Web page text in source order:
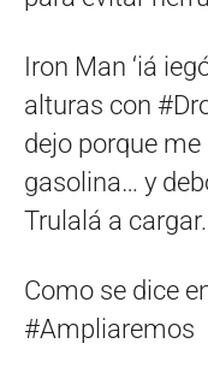
Iron Man ‘iá
alturas con
dejo porque
gasolina… y
Trulalá a cargar.
Como se dice
#Ampliaremos